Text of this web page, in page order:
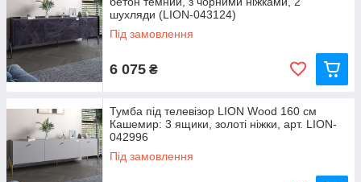
шухляди (LION-043124)
Під замовлення
6 075 ₴
Тумба під телевізор LION Wood 160 см
Кашемир: 3 ящики, золоті ніжки, арт. LION-
042996
Під замовлення